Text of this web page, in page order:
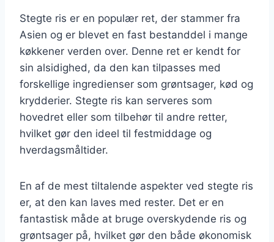
Stegte ris er en populær ret, der stammer fra
Asien og er blevet en fast bestanddel i mange
køkkener verden over. Denne ret er kendt for
sin alsidighed, da den kan tilpasses med
forskellige ingredienser som grøntsager, kød og
krydderier. Stegte ris kan serveres som
hovedret eller som tilbehør til andre retter,
hvilket gør den ideel til festmiddage og
hverdagsmåltider.
En af de mest tiltalende aspekter ved stegte ris
er, at den kan laves med rester. Det er en
fantastisk måde at bruge overskydende ris og
grøntsager på, hvilket gør den både økonomisk